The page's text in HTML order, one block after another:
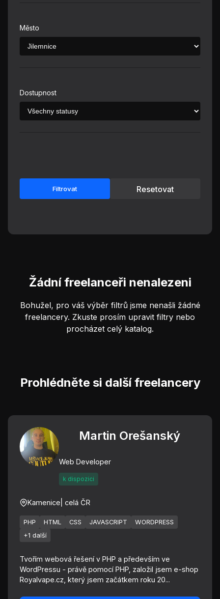
Město
Dostupnost
Filtrovat Resetovat
Žádní freelanceři nenalezeni
Bohužel, pro váš výběr filtrů jsme nenašli žádné
freelancery. Zkuste prosím upravit filtry nebo
procházet celý katalog.
Prohlédněte si další freelancery
Martin Orešanský
Web Developer
k dispozici
Kamenice | celá ČR
PHP HTML CSS JAVASCRIPT
WORDPRESS
+1 další
Tvořím webová řešení v PHP a především ve
WordPressu - právě pomocí PHP, založil jsem e-shop
Royalvape.cz, který jsem začátkem roku 20...